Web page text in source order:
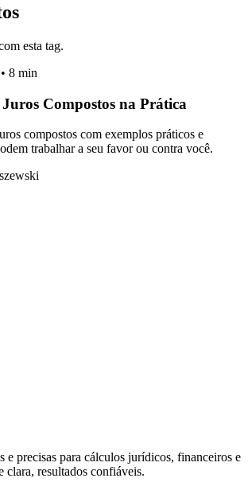
esta tag.
• 8 min
Compostos na Prática
compostos com exemplos práticos e
trabalhar a seu favor ou contra você.
e precisas para cálculos jurídicos, financeiros e
clara, resultados confiáveis.